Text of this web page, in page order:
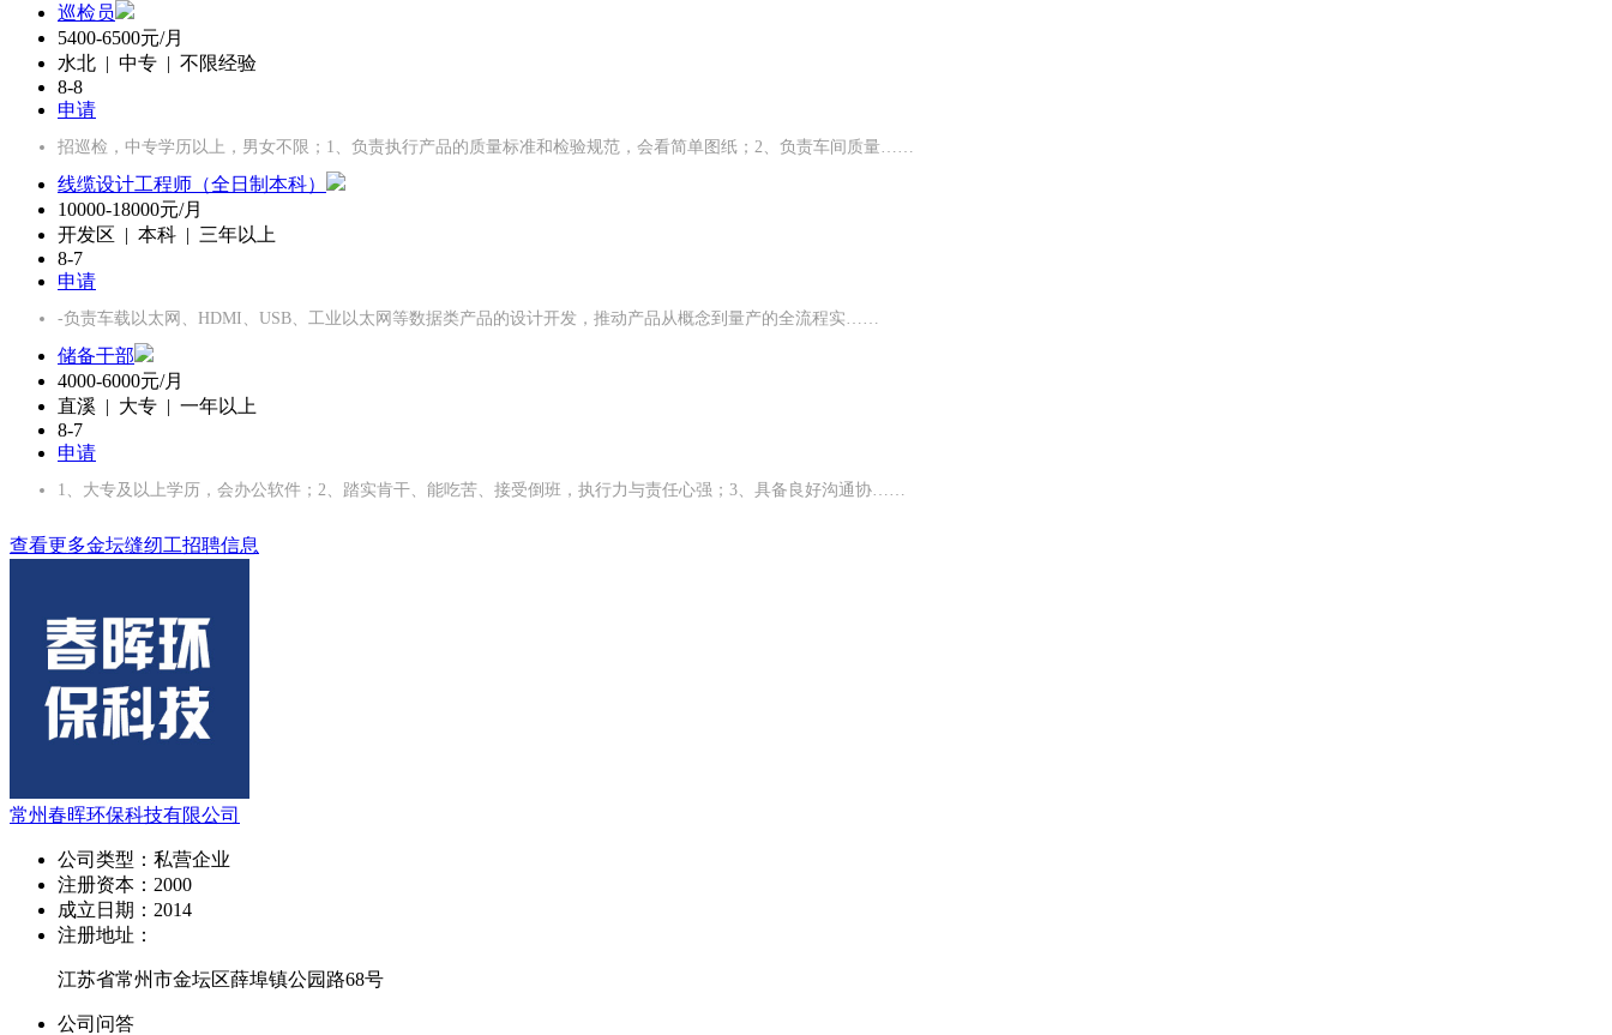
巡检员
5400-6500元/月
水北 | 中专 | 不限经验
8-8
申请
招巡检，中专学历以上，男女不限；1、负责执行产品的质量标准和检验规范，会看简单图纸；2、负责车间质量……
线缆设计工程师（全日制本科）
10000-18000元/月
开发区 | 本科 | 三年以上
8-7
申请
-负责车载以太网、HDMI、USB、工业以太网等数据类产品的设计开发，推动产品从概念到量产的全流程实……
储备干部
4000-6000元/月
直溪 | 大专 | 一年以上
8-7
申请
1、大专及以上学历，会办公软件；2、踏实肯干、能吃苦、接受倒班，执行力与责任心强；3、具备良好沟通协……
查看更多金坛缝纫工招聘信息
常州春晖环保科技有限公司
公司类型： 私营企业
注册资本： 2000
成立日期： 2014
注册地址：
江苏省常州市金坛区薛埠镇公园路68号
公司问答